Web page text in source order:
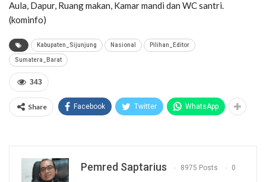
Aula, Dapur, Ruang makan, Kamar mandi dan WC santri.
(kominfo)
Kabupaten_Sijunjung Nasional Pilihan_Editor
Sumatera_Barat
343
Share Facebook Twitter WhatsApp
Pemred Saptarius 8975 Posts 0